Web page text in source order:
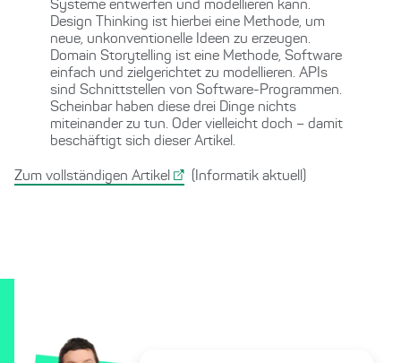
Systeme entwerfen und modellieren kann.
Design Thinking ist hierbei eine Methode, um
neue, unkonventionelle Ideen zu erzeugen.
Domain Storytelling ist eine Methode, Software
einfach und zielgerichtet zu modellieren. APIs
sind Schnittstellen von Software-Programmen.
Scheinbar haben diese drei Dinge nichts
miteinander zu tun. Oder vielleicht doch – damit
beschäftigt sich dieser Artikel.
Zum vollständigen Artikel (Informatik aktuell)